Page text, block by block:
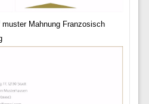
Mahnung Franzosisch